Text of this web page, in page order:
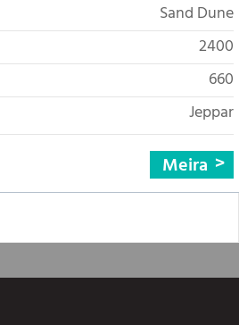
Sand Dune
2400
660
Jeppar
Meira